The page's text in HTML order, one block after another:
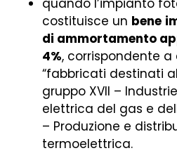
quando l’impianto
costituisce un bene
di ammortamento
4%, corrispondente
“fabbricati destinati
gruppo XVII –
elettrica del gas e
– Produzione e
termoelettrica.